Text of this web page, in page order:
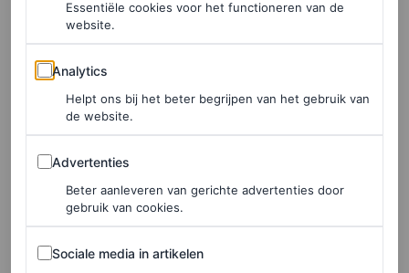
wat bewijst dat de juiste investeringsstukken keer op keer
gedragen kunnen worden. Dit geldt natuurlijk ook voor
formele kleding. Verander de silhouetten gewoon een
beetje en dan kan zelfs een baljurk aanvoelen als een
compleet nieuw modestatement.
LEES OOK
Tijdens haar rondreis door Colombia wordt
duidelijk: dit is de nieuwe stijl van Meghan
Essentiële cookies voor het functioneren van de
website.
Analytics
Analytics
Helpt ons bij het beter begrijpen van het gebruik van
de website.
Advertenties
Advertenties
Beter aanleveren van gerichte advertenties door
gebruik van cookies.
Sociale media in artikelen
Sociale media in artikelen